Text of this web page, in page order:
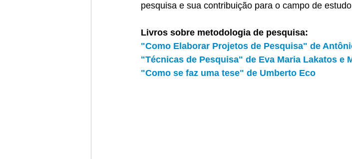
pesquisa e sua contribuição para o campo de
Livros sobre metodologia de pesquisa:
"Como Elaborar Projetos de Pesquisa" de
"Técnicas de Pesquisa" de Eva Maria Lakatos e
"Como se faz uma tese" de Umberto Eco